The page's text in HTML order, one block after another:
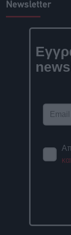
Newsletter